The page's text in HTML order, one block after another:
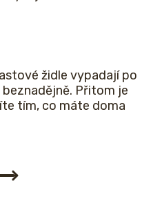
židle vypadají po
Přitom je
tím, co máte doma